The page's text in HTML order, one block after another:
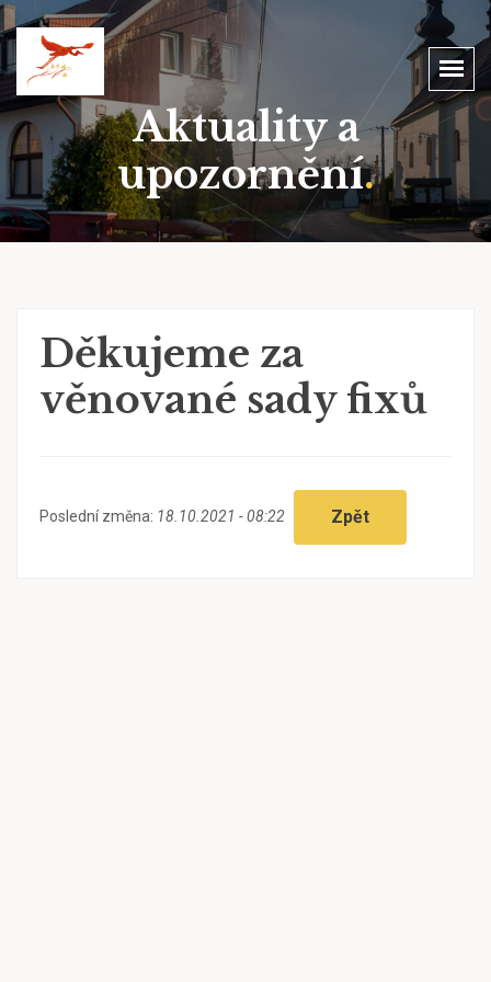
Aktuality a
upozornění.
Děkujeme za
věnované sady fixů
Poslední změna: 18.10.2021 - 08:22 Zpět